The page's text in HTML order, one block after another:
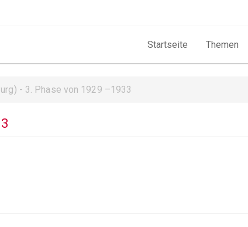
Startseite Themen
- 3. Phase von 1929 –1933